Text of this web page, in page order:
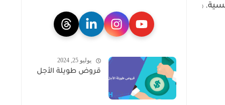
(
يوليو 25, 2024
قروض طويلة الأجل